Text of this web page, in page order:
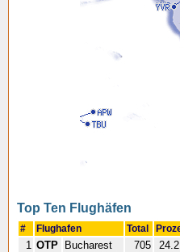
Top Ten Flughäfen
# Flughafen Total
1 OTP Bucharest 705